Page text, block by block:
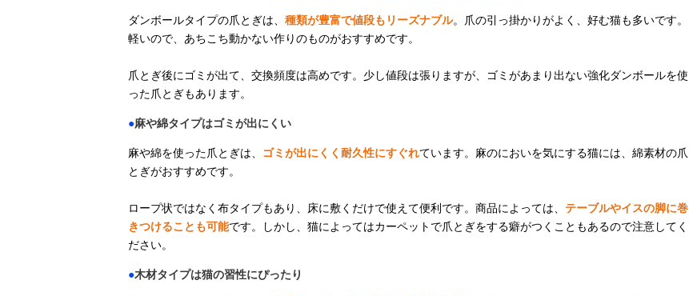
ダンボールタイプの爪とぎは、 種類が豊富で値段もリーズナブル。爪の引っ掛かりがよく、好む猫も多いです。
軽いので、あちこち動かない作りのものがおすすめです。
爪とぎ後にゴミが出て、交換頻度は高めです。少し値段は張りますが、ゴミがあまり出ない強化ダンボールを使
った爪とぎもあります。
●麻や綿タイプはゴミが出にくい
麻や綿を使った爪とぎは、 ゴミが出にくく耐久性にすぐれています。麻のにおいを気にする猫には、綿素材の爪
とぎがおすすめです。
ロープ状ではなく布タイプもあり、床に敷くだけで使えて便利です。商品によっては、 テーブルやイスの脚に巻
きつけることも可能です。しかし、猫によってはカーペットで爪とぎをする癖がつくこともあるので注意してく
ださい。
●木材タイプは猫の習性にぴったり